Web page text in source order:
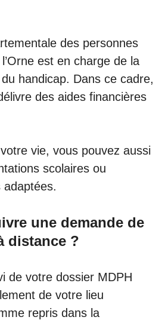
des personnes
est en charge de la
handicap. Dans ce cadre,
des aides financières
vie, vous pouvez aussi
scolaires ou
adaptées.
une demande de
distance ?
de votre dossier MDPH
de votre lieu
repris dans la